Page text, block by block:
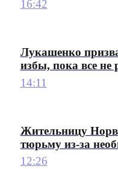
16:42
Лукашенко
избы, пока все не
14:11
Жительницу
тюрьму из-за
12:26